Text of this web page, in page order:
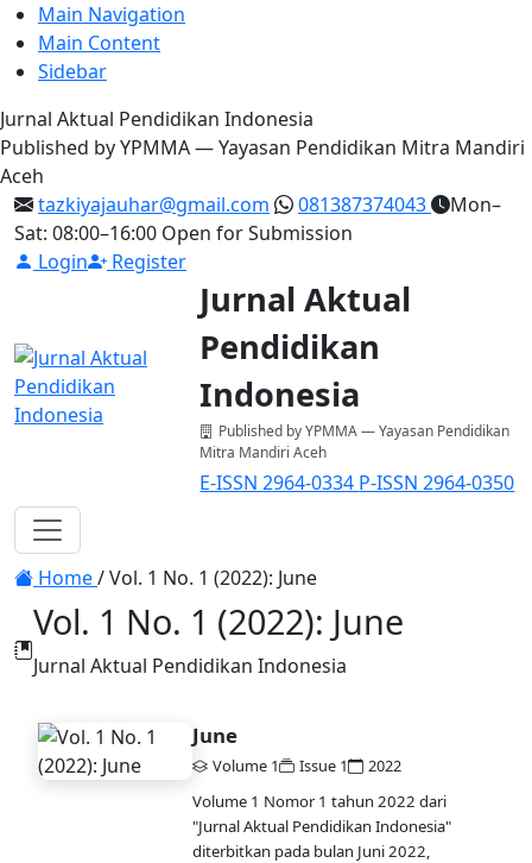
Main Navigation
Main Content
Sidebar
Jurnal Aktual Pendidikan Indonesia
Published by YPMMA — Yayasan Pendidikan Mitra Mandiri
Aceh
tazkiyajauhar@gmail.com
081387374043
Mon–
Sat: 08:00–16:00 Open for Submission
Login
Register
Jurnal Aktual
Pendidikan
Indonesia
Published by YPMMA — Yayasan Pendidikan
Mitra Mandiri Aceh
E-ISSN 2964-0334 P-ISSN 2964-0350
Register
Toggle navigation
Home/Vol. 1 No. 1 (2022): June
Vol. 1 No. 1 (2022): June
Jurnal Aktual Pendidikan Indonesia
June
Volume 1 Issue 1
2022
Volume 1 Nomor 1 tahun 2022 dari
"Jurnal Aktual Pendidikan Indonesia"
diterbitkan pada bulan Juni 2022,